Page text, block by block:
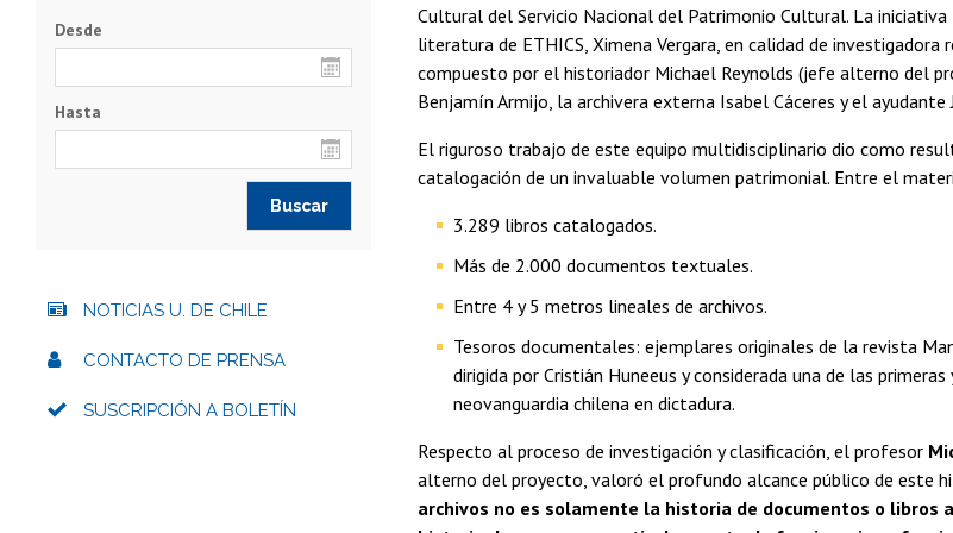
Cultural del Servicio Nacional del Patrimonio Cultural. La
literatura de ETHICS, Ximena Vergara, en calidad de investigadora
compuesto por el historiador Michael Reynolds (jefe alterno del
Benjamín Armijo, la archivera externa Isabel Cáceres y el ayudante
El riguroso trabajo de este equipo multidisciplinario dio como
catalogación de un invaluable volumen patrimonial. Entre el
3.289 libros catalogados.
Más de 2.000 documentos textuales.
Entre 4 y 5 metros lineales de archivos.
Tesoros documentales: ejemplares originales de la revista
dirigida por Cristián Huneeus y considerada una de las
neovanguardia chilena en dictadura.
Respecto al proceso de investigación y clasificación, el profesor
alterno del proyecto, valoró el profundo alcance público de este
archivos no es solamente la historia de documentos o libros
Desde
Hasta
NOTICIAS U. DE CHILE
CONTACTO DE PRENSA
SUSCRIPCIÓN A BOLETÍN